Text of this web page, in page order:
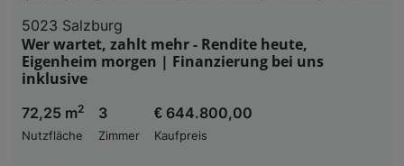
5023 Salzburg
Wer wartet, zahlt mehr - Rendite heute,
Eigenheim morgen | Finanzierung bei uns
inklusive
72,25 m2
Nutzfläche
3
Zimmer
€ 644.800,00
Kaufpreis